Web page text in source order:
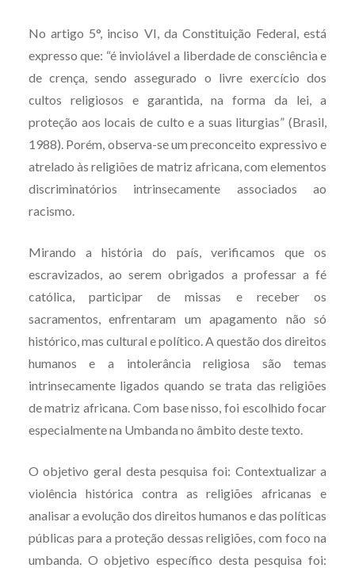
No artigo 5°, inciso VI, da Constituição Federal, está
expresso que: “é inviolável a liberdade de consciência e
de crença, sendo assegurado o livre exercício dos
cultos religiosos e garantida, na forma da lei, a
proteção aos locais de culto e a suas liturgias” (Brasil,
1988). Porém, observa-se um preconceito expressivo e
atrelado às religiões de matriz africana, com elementos
discriminatórios intrinsecamente associados ao
racismo.
Mirando a história do país, verificamos que os
escravizados, ao serem obrigados a professar a fé
católica, participar de missas e receber os
sacramentos, enfrentaram um apagamento não só
histórico, mas cultural e político. A questão dos direitos
humanos e a intolerância religiosa são temas
intrinsecamente ligados quando se trata das religiões
de matriz africana. Com base nisso, foi escolhido focar
especialmente na Umbanda no âmbito deste texto.
O objetivo geral desta pesquisa foi: Contextualizar a
violência histórica contra as religiões africanas e
analisar a evolução dos direitos humanos e das políticas
públicas para a proteção dessas religiões, com foco na
umbanda. O objetivo específico desta pesquisa foi: